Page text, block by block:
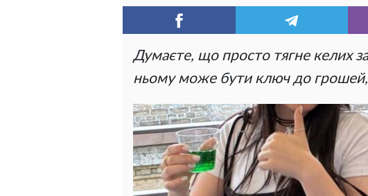
Думаєте, що просто тягне келих
ньому може бути ключ до грошей,